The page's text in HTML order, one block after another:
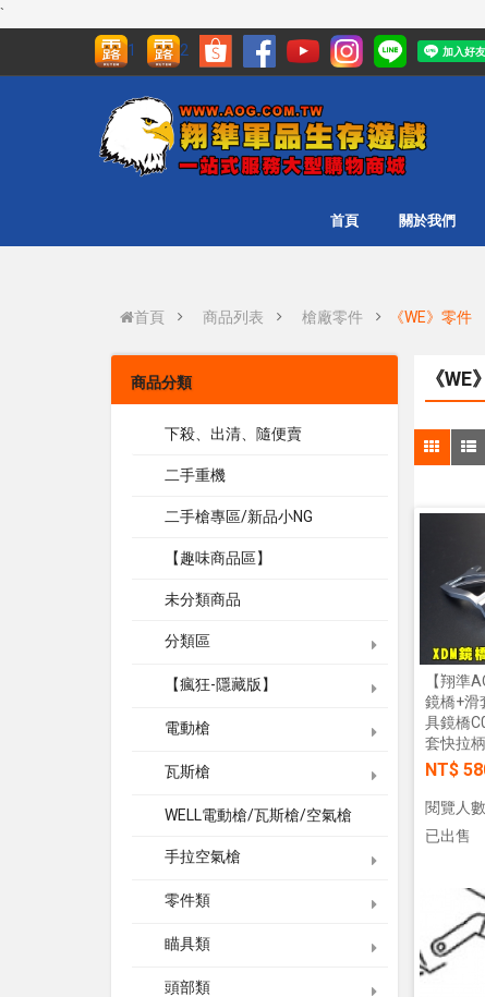
`
1 2
首頁 關於我們
首頁 商品列表 槍廠零件 《WE》零件
商品分類
下殺、出清、隨便賣
二手重機
二手槍專區/新品小NG
【趣味商品區】
未分類商品
分類區
【瘋狂-隱藏版】
電動槍
瓦斯槍
WELL電動槍/瓦斯槍/空氣槍
手拉空氣槍
零件類
瞄具類
頭部類
《
【翔準
鏡橋+滑
具鏡橋
套快拉
NT$
閱覽人
已出售